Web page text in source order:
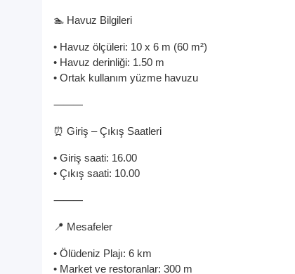
🏊 Havuz Bilgileri
• Havuz ölçüleri: 10 x 6 m (60 m²)
• Havuz derinliği: 1.50 m
• Ortak kullanım yüzme havuzu
⸻
⏰ Giriş – Çıkış Saatleri
• Giriş saati: 16.00
• Çıkış saati: 10.00
⸻
📍 Mesafeler
• Ölüdeniz Plajı: 6 km
• Market ve restoranlar: 300 m